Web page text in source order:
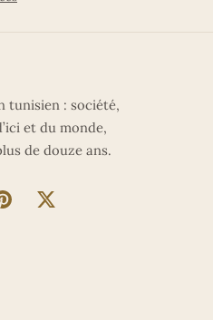
tunisien : société,
et du monde,
de douze ans.
onglet)
(nouvel onglet)
LinkedIn (nouvel onglet)
sur YouTube (nouvel
La Sultane sur Pinterest
La Sultane sur X